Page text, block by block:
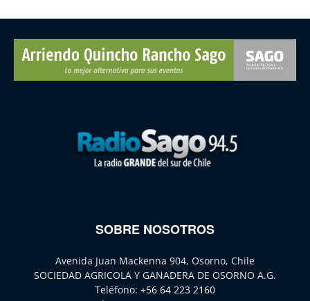
SOBRE NOSOTROS
Avenida Juan Mackenna 904, Osorno, Chile
SOCIEDAD AGRICOLA Y GANADERA DE OSORNO A.G.
Teléfono: +56 64 223 2160